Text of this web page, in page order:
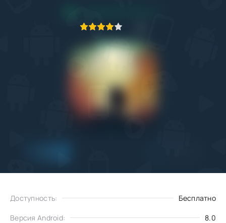
Доступность: Бесплатно
Версия Android: 8.0